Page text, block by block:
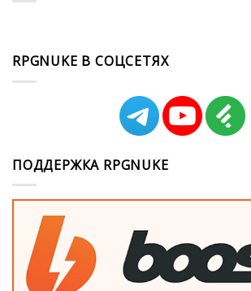
RPGNUKE В СОЦСЕТЯХ
ПОДДЕРЖКА RPGNUKE